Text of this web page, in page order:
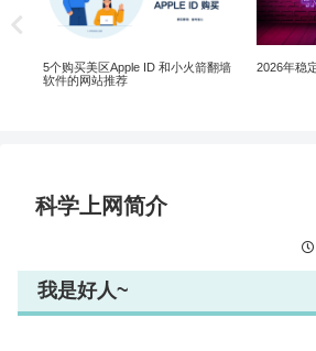
科学上网简介
我是好人~